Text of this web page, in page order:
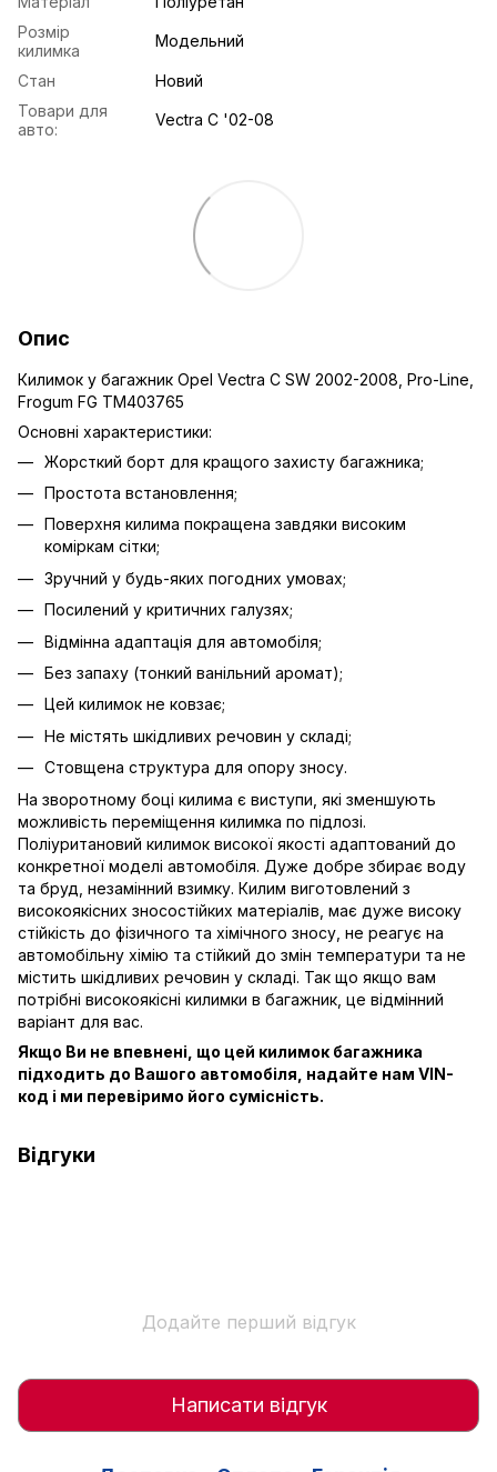
Розмір
килимка
Модельний
Стан
Новий
Товари для
авто:
Vectra C '02-08
Опис
Килимок у багажник Opel Vectra C SW 2002-2008, Pro-Line,
Frogum FG TM403765
Основні характеристики:
Жорсткий борт для кращого захисту багажника;
Простота встановлення;
Поверхня килима покращена завдяки високим
коміркам сітки;
Зручний у будь-яких погодних умовах;
Посилений у критичних галузях;
Відмінна адаптація для автомобіля;
Без запаху (тонкий ванільний аромат);
Цей килимок не ковзає;
Не містять шкідливих речовин у складі;
Стовщена структура для опору зносу.
На зворотному боці килима є виступи, які зменшують
можливість переміщення килимка по підлозі.
Поліуритановий килимок високої якості адаптований до
конкретної моделі автомобіля. Дуже добре збирає воду
та бруд, незамінний взимку. Килим виготовлений з
високоякісних зносостійких матеріалів, має дуже високу
стійкість до фізичного та хімічного зносу, не реагує на
автомобільну хімію та стійкий до змін температури та не
містить шкідливих речовин у складі. Так що якщо вам
потрібні високоякісні килимки в багажник, це відмінний
варіант для вас.
Якщо Ви не впевнені, що цей килимок багажника
підходить до Вашого автомобіля, надайте нам VIN-
код і ми перевіримо його сумісність.
Відгуки
Додайте перший відгук
Написати відгук